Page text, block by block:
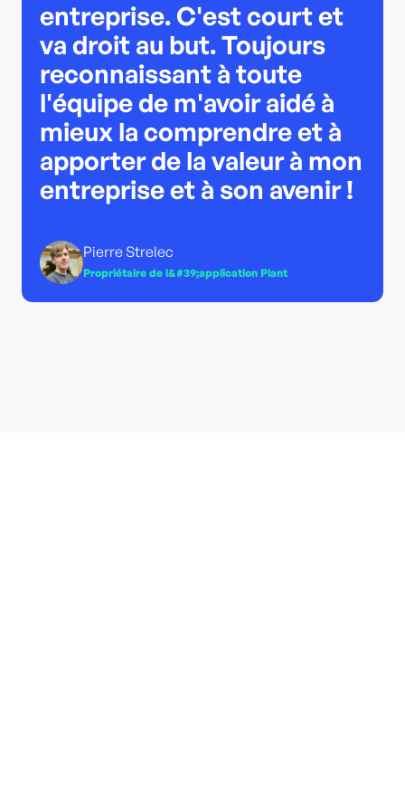
entreprise. C'est court et
va droit au but. Toujours
reconnaissant à toute
l'équipe de m'avoir aidé à
mieux la comprendre et à
apporter de la valeur à mon
entreprise et à son avenir !
Pierre Strelec
Propriétaire de l&#39;application Plant